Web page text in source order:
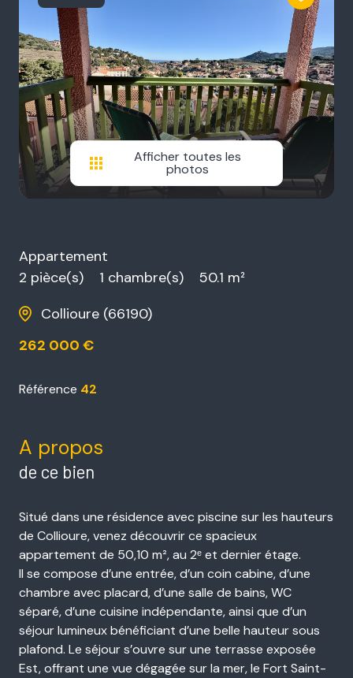
Afficher toutes les
photos
Appartement
2 pièce(s)
1 chambre(s)
50.1 m²
Collioure (66190)
262 000 €
Référence 42
A propos
de ce bien
Situé dans une résidence avec piscine sur les hauteurs
de Collioure, venez découvrir ce spacieux
appartement de 50,10 m², au 2ᵉ et dernier étage.
Il se compose d’une entrée, d’un coin cabine, d’une
chambre avec placard, d’une salle de bains, WC
séparé, d’une cuisine indépendante, ainsi que d’un
séjour lumineux bénéficiant d’une belle hauteur sous
plafond. Le séjour s’ouvre sur une terrasse exposée
Est, offrant une vue dégagée sur la mer, le Fort Saint-